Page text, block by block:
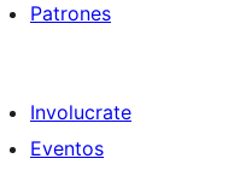
Patrones
Involucrate
Eventos